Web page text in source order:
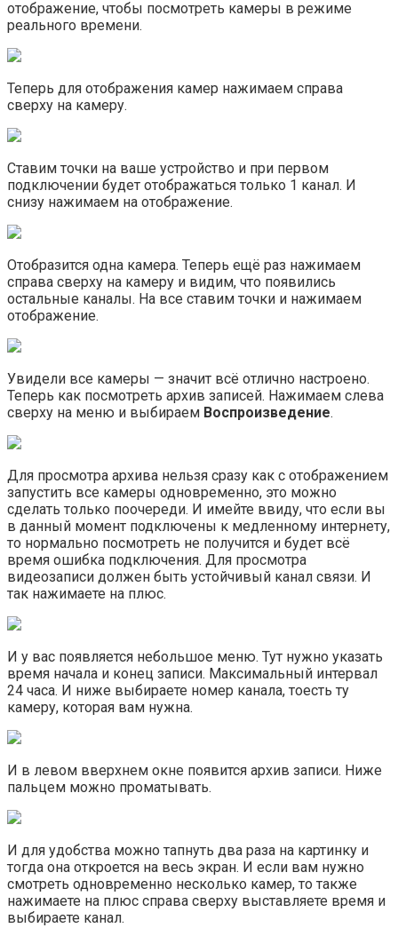
отображение, чтобы посмотреть камеры в режиме
реального времени.
Теперь для отображения камер нажимаем справа
сверху на камеру.
Ставим точки на ваше устройство и при первом
подключении будет отображаться только 1 канал. И
снизу нажимаем на отображение.
Отобразится одна камера. Теперь ещё раз нажимаем
справа сверху на камеру и видим, что появились
остальные каналы. На все ставим точки и нажимаем
отображение.
Увидели все камеры — значит всё отлично настроено.
Теперь как посмотреть архив записей. Нажимаем слева
сверху на меню и выбираем Воспроизведение.
Для просмотра архива нельзя сразу как с отображением
запустить все камеры одновременно, это можно
сделать только поочереди. И имейте ввиду, что если вы
в данный момент подключены к медленному интернету,
то нормально посмотреть не получится и будет всё
время ошибка подключения. Для просмотра
видеозаписи должен быть устойчивый канал связи. И
так нажимаете на плюс.
И у вас появляется небольшое меню. Тут нужно указать
время начала и конец записи. Максимальный интервал
24 часа. И ниже выбираете номер канала, тоесть ту
камеру, которая вам нужна.
И в левом вверхнем окне появится архив записи. Ниже
пальцем можно проматывать.
И для удобства можно тапнуть два раза на картинку и
тогда она откроется на весь экран. И если вам нужно
смотреть одновременно несколько камер, то также
нажимаете на плюс справа сверху выставляете время и
выбираете канал.